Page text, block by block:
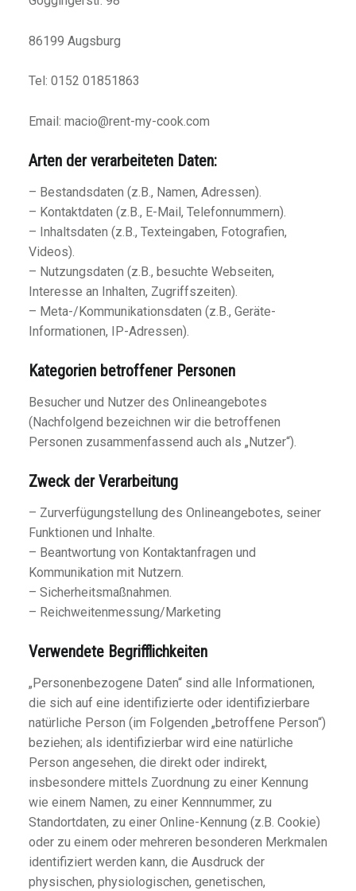
86199 Augsburg
Tel: 0152 01851863
Email: macio@rent-my-cook.com
Arten der verarbeiteten Daten:
– Bestandsdaten (z.B., Namen, Adressen).
– Kontaktdaten (z.B., E-Mail, Telefonnummern).
– Inhaltsdaten (z.B., Texteingaben, Fotografien,
Videos).
– Nutzungsdaten (z.B., besuchte Webseiten,
Interesse an Inhalten, Zugriffszeiten).
– Meta-/Kommunikationsdaten (z.B., Geräte-
Informationen, IP-Adressen).
Kategorien betroffener Personen
Besucher und Nutzer des Onlineangebotes
(Nachfolgend bezeichnen wir die betroffenen
Personen zusammenfassend auch als „Nutzer“).
Zweck der Verarbeitung
– Zurverfügungstellung des Onlineangebotes, seiner
Funktionen und Inhalte.
– Beantwortung von Kontaktanfragen und
Kommunikation mit Nutzern.
– Sicherheitsmaßnahmen.
– Reichweitenmessung/Marketing
Verwendete Begrifflichkeiten
„Personenbezogene Daten“ sind alle Informationen,
die sich auf eine identifizierte oder identifizierbare
natürliche Person (im Folgenden „betroffene Person“)
beziehen; als identifizierbar wird eine natürliche
Person angesehen, die direkt oder indirekt,
insbesondere mittels Zuordnung zu einer Kennung
wie einem Namen, zu einer Kennnummer, zu
Standortdaten, zu einer Online-Kennung (z.B. Cookie)
oder zu einem oder mehreren besonderen Merkmalen
identifiziert werden kann, die Ausdruck der
physischen, physiologischen, genetischen,